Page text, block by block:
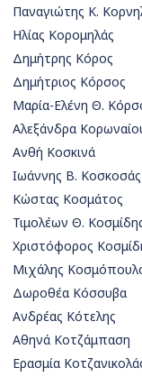
Παναγιώτης Κ.
Ηλίας Κορομηλάς
Δημήτρης Κόρος
Δημήτριος Κόρσος
Μαρία-Ελένη Θ.
Αλεξάνδρα
Ανθή Κοσκινά
Ιωάννης Β. Κοσκοσάς
Κώστας Κοσμάτος
Τιμολέων Θ.
Χριστόφορος
Μιχάλης
Δωροθέα Κόσσυβα
Ανδρέας Κότελης
Αθηνά Κοτζάμπαση
Ερασμία